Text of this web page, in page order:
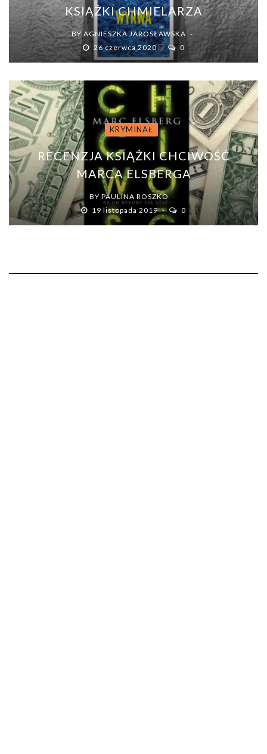
KSIĄŻKI CHMIELARZA
BYAGNIESZKA JAROSŁAWSKA
26 czerwca 2020
0
KRYMINAŁ
RECENZJA KSIĄŻKI CHCIWOŚĆ
MARCA ELSBERGA
BY PAULINA ROSZKO
19 listopada 2019
0